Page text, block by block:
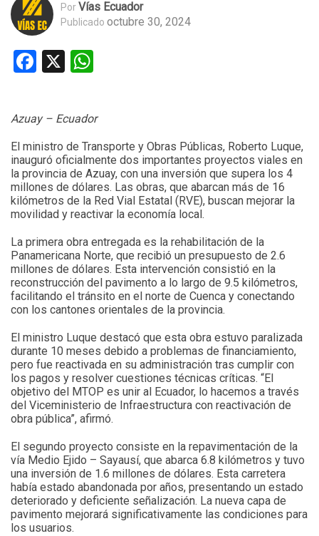
PorVías Ecuador
Publicado octubre 30, 2024
Facebook
X
Azuay – Ecuador
El ministro de Transporte y Obras Públicas, Roberto Luque,
inauguró oficialmente dos importantes proyectos viales en
la provincia de Azuay, con una inversión que supera los 4
millones de dólares. Las obras, que abarcan más de 16
kilómetros de la Red Vial Estatal (RVE), buscan mejorar la
movilidad y reactivar la economía local.
La primera obra entregada es la rehabilitación de la
Panamericana Norte, que recibió un presupuesto de 2.6
millones de dólares. Esta intervención consistió en la
reconstrucción del pavimento a lo largo de 9.5 kilómetros,
facilitando el tránsito en el norte de Cuenca y conectando
con los cantones orientales de la provincia.
El ministro Luque destacó que esta obra estuvo paralizada
durante 10 meses debido a problemas de financiamiento,
pero fue reactivada en su administración tras cumplir con
los pagos y resolver cuestiones técnicas críticas. “El
objetivo del MTOP es unir al Ecuador, lo hacemos a través
del Viceministerio de Infraestructura con reactivación de
obra pública”, afirmó.
El segundo proyecto consiste en la repavimentación de la
vía Medio Ejido – Sayausí, que abarca 6.8 kilómetros y tuvo
una inversión de 1.6 millones de dólares. Esta carretera
había estado abandonada por años, presentando un estado
deteriorado y deficiente señalización. La nueva capa de
pavimento mejorará significativamente las condiciones para
los usuarios.